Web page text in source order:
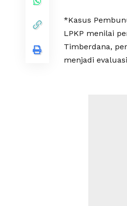
*Kasus
LPKP menilai
Timberdana,
menjadi